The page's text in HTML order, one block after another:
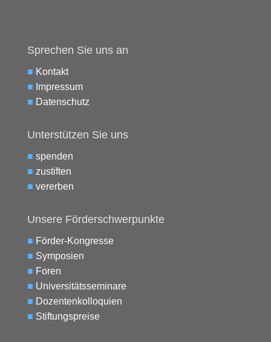
Sprechen Sie uns an
■ Kontakt
■ Impressum
■ Datenschutz
Unterstützen Sie uns
■ spenden
■ zustiften
■ vererben
Unsere Förderschwerpunkte
■ Förder-Kongresse
■ Symposien
■ Foren
■ Universitätsseminare
■ Dozentenkolloquien
■ Stiftungspreise